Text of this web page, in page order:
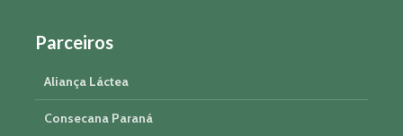
Parceiros
Aliança Láctea
Consecana Paraná